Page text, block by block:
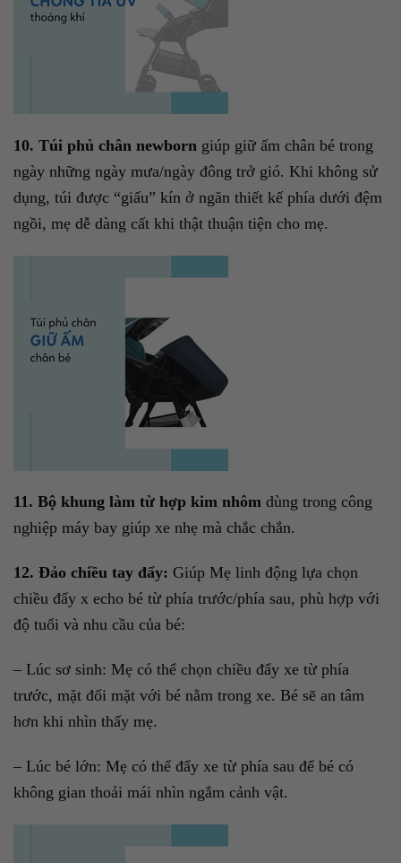
10. Túi phủ chân newborn giúp giữ ấm chân bé trong
ngày những ngày mưa/ngày đông trở gió. Khi không sử
dụng, túi được “giấu” kín ở ngăn thiết kế phía dưới đệm
ngồi, mẹ dễ dàng cất khi thật thuận tiện cho mẹ.
11. Bộ khung làm từ hợp kim nhôm dùng trong công
nghiệp máy bay giúp xe nhẹ mà chắc chắn.
12. Đảo chiều tay đẩy: Giúp Mẹ linh động lựa chọn
chiều đẩy x echo bé từ phía trước/phía sau, phù hợp với
độ tuổi và nhu cầu của bé:
– Lúc sơ sinh: Mẹ có thể chọn chiều đẩy xe từ phía
trước, mặt đối mặt với bé nằm trong xe. Bé sẽ an tâm
hơn khi nhìn thấy mẹ.
– Lúc bé lớn: Mẹ có thể đẩy xe từ phía sau để bé có
không gian thoải mái nhìn ngắm cảnh vật.